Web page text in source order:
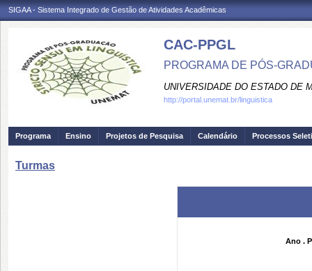
SIGAA - Sistema Integrado de Gestão de Atividades Acadêmicas
CAC-PPGL
PROGRAMA DE PÓS-
UNIVERSIDADE DO ESTADO DE
http://portal.unemat.br/linguistica
Programa Ensino Projetos de Pesquisa Calendário Processos
Turmas
Ano .